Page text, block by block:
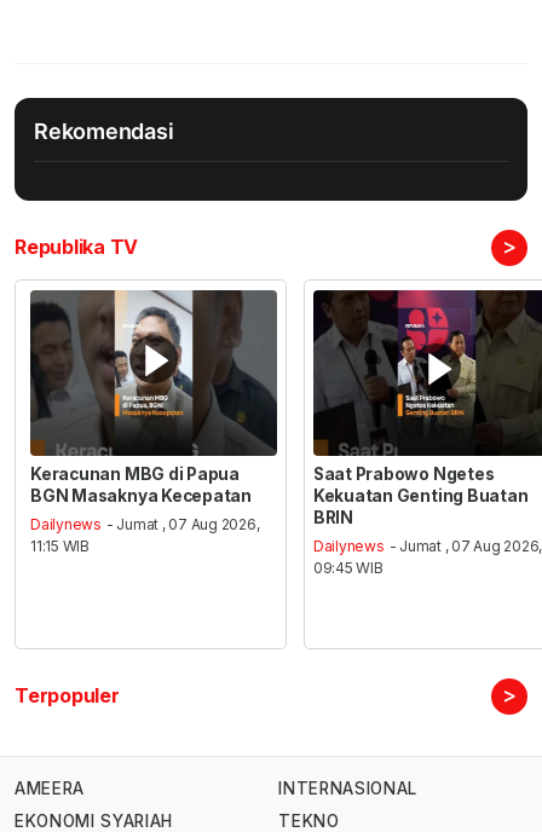
Rekomendasi
Republika TV >
Keracunan MBG di Papua
BGN Masaknya Kecepatan
Dailynews - Jumat , 07 Aug 2026,
11:15 WIB
Saat Prabowo Ngetes
Kekuatan Genting Buatan
BRIN
Dailynews - Jumat , 07 Aug 2026,
09:45 WIB
Terpopuler >
AMEERA
EKONOMI SYARIAH
INTERNASIONAL
TEKNO